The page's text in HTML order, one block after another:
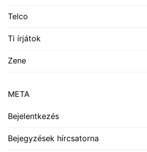
Telco
Ti írjátok
Zene
META
Bejelentkezés
Bejegyzések hírcsatorna